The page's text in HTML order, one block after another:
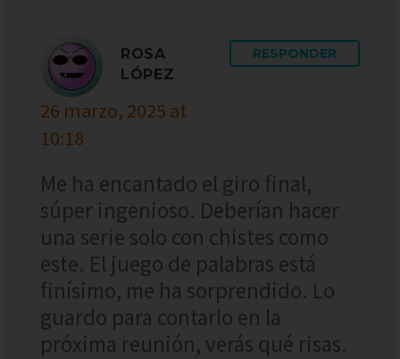
ROSA
LÓPEZ
26 marzo, 2025 at
10:18
RESPONDER
Me ha encantado el giro final,
súper ingenioso. Deberían hacer
una serie solo con chistes como
este. El juego de palabras está
finísimo, me ha sorprendido. Lo
guardo para contarlo en la
próxima reunión, verás qué risas.